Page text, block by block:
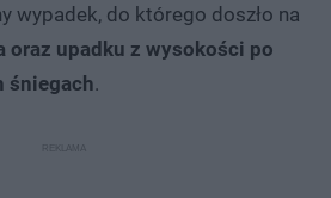
wypadek, do którego doszło na
oraz upadku z wysokości po
śniegach.